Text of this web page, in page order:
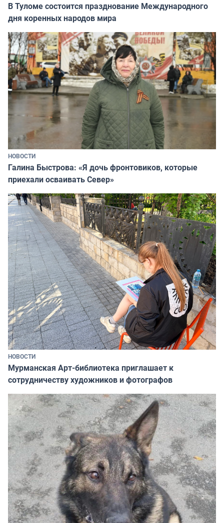
В Туломе состоится празднование Международного
дня коренных народов мира
НОВОСТИ
Галина Быстрова: «Я дочь фронтовиков, которые
приехали осваивать Север»
НОВОСТИ
Мурманская Арт-библиотека приглашает к
сотрудничеству художников и фотографов